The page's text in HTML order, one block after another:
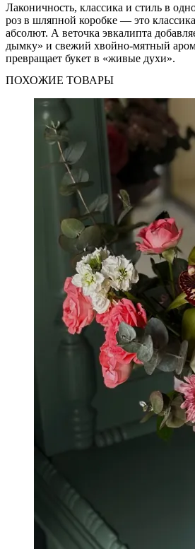
Лаконичность, классика и стиль в
роз в шляпной коробке — это
абсолют. А веточка эвкалипта
дымку» и свежий хвойно-мятный
превращает букет в «живые духи».
ПОХОЖИЕ ТОВАРЫ